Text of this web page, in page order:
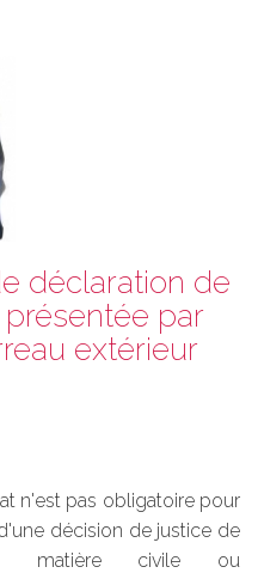
déclaration de
par
extérieur
n'est pas obligatoire pour
décision de justice de
matière civile ou